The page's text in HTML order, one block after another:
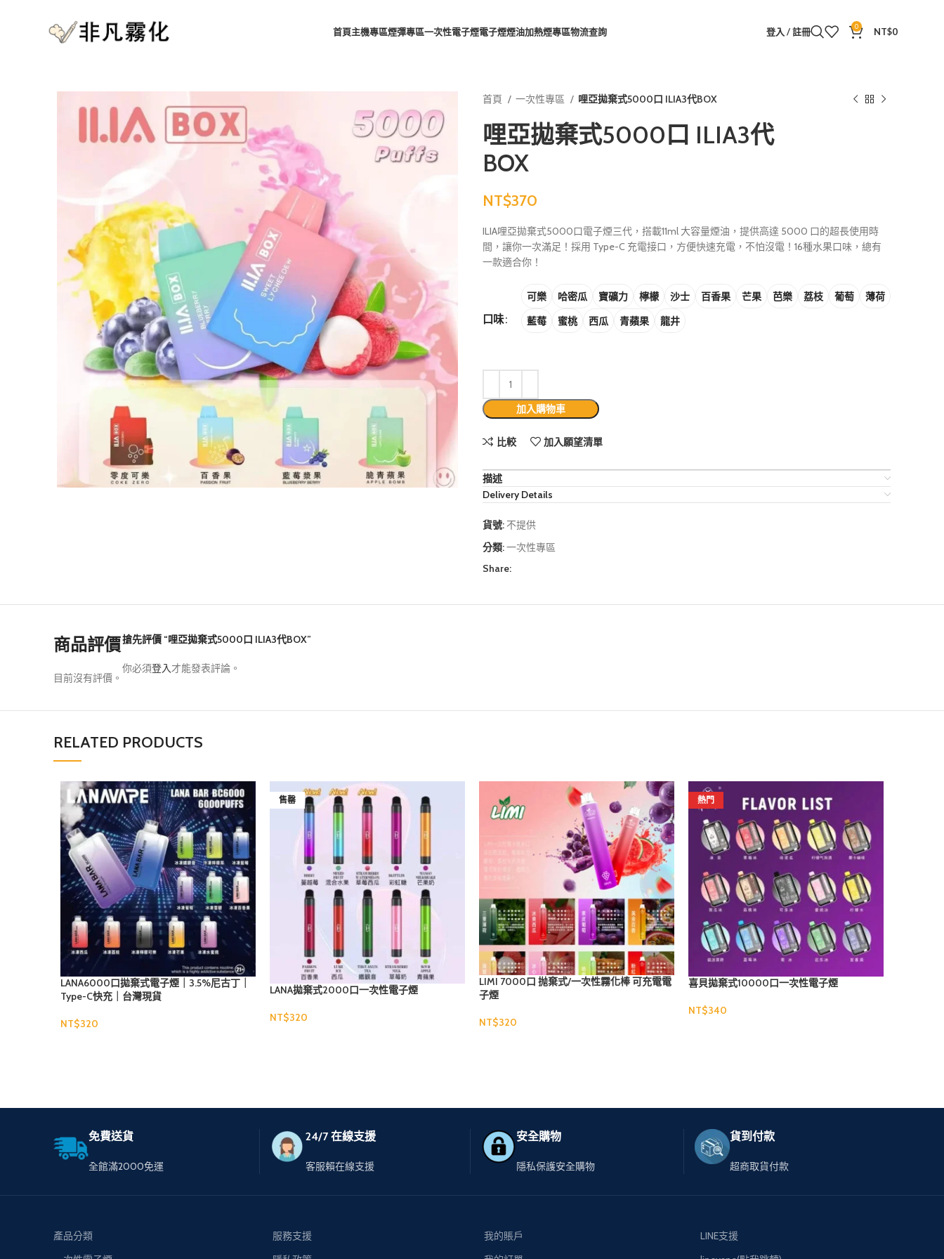
首頁主機專區煙彈專區一次性電子煙電子煙煙油加熱煙專區物流查詢 登入 / 註冊 0 NT$0
首頁 一次性專區 哩亞拋棄式5000口 ILIA3代BOX
哩亞拋棄式5000口 ILIA3代
BOX
NT$
ILIA哩亞拋棄式5000口電子煙三代，搭載11ml 大容量煙油，提供高達 5000 口的超長使用時
間，讓你一次滿足！採用 Type-C 充電接口，方便快速充電，不怕沒電！16種水果口味，總有
一款適合你！
口味
可樂 哈密瓜 寶礦力 檸檬 沙士 百香果 芒果 芭樂 荔枝 葡萄
薄荷
藍莓
蜜桃 西瓜 青蘋果 龍井
加入購物車
比較 加入願望清單
描述
Delivery Details
貨號: 不提供
分類:一次性專區
Share:
商品評價
目前沒有評價。
搶先評價 “哩亞拋棄式5000口 ILIA3代BOX”
你必須登入才能發表評論。
RELATED PRODUCTS
LANA6000口拋棄式電子煙｜3.5%尼古丁｜
Type-C快充｜台灣現貨
NT$
售罄
LANA拋棄式2000口一次性電子煙
NT$
LIMI 7000口 抛棄式/一次性霧化棒 可充電電
子煙
NT$
熱門
喜貝拋棄式10000口一次性電子煙
NT$
免費送貨
全館滿2000免運
24/7 在線支援
客服賴在線支援
安全購物
隱私保護安全購物
貨到付款
超商取貨付款
產品分類
服務支援
我的賬戶
LINE支援